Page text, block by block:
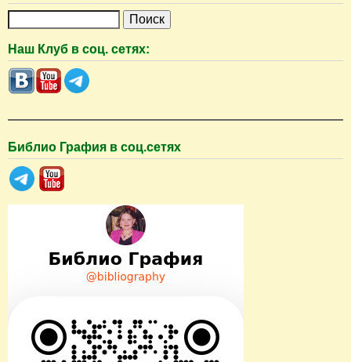
и
с
к
Наш Клуб в соц. сетях:
Библио Графия в соц.сетях